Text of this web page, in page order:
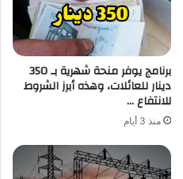
برنامج يوفر منحة شهرية بـ 350
دينار للعائلات، وهذه أبرز الشروط
للانتفاع …
منذ 3 أيام